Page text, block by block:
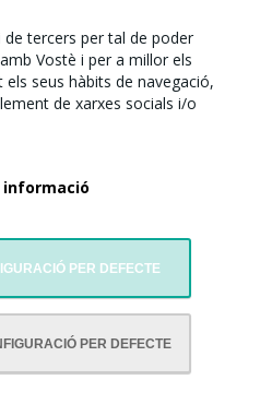
tercers per tal de poder
Vostè i per a millor els
seus hàbits de navegació,
de xarxes socials i/o
informació
PER DEFECTE
PER DEFECTE
AMB LA COL·LABORACIÓ DE: